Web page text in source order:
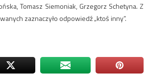
Tomasz Siemoniak, Grzegorz Schetyna. Z
zaznaczyło odpowiedź „ktoś inny”.